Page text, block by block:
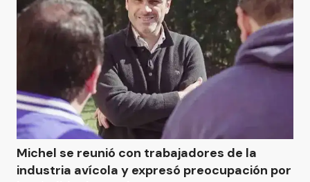
Michel se reunió con trabajadores de la
industria avícola y expresó preocupación por